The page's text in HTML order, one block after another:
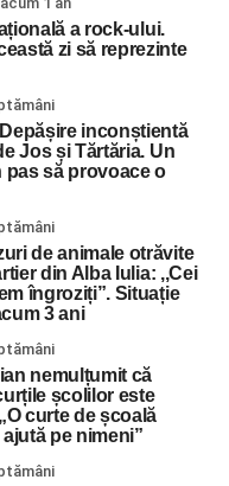
a rock-ului.
zi să reprezinte
inconștientă
Jos și Tărtăria. Un
pas să provoace o
de animale otrăvite
din Alba Iulia: ,,Cei
îngroziți”. Situație
3 ani
nemulțumit că
școlilor este
curte de școală
pe nimeni”